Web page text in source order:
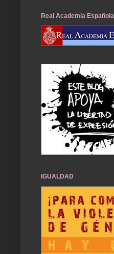
Real Academia Española
IGUALDAD